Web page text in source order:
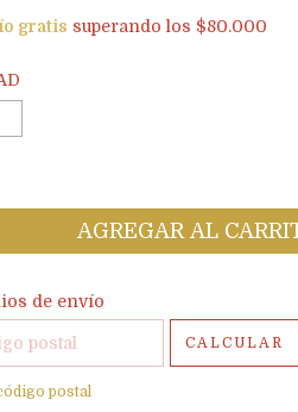
gratis superando los $80.000
el CP:
de envío
CALCULAR
postal